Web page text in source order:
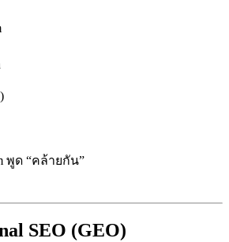
พูด “คล้ายกัน”
SEO (GEO)